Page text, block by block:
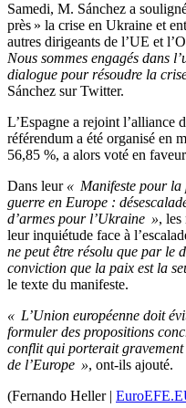
Samedi, M. Sánchez a
près » la crise en Ukraine et
autres dirigeants de l’UE et
Nous sommes engagés dans
dialogue pour résoudre la
Sánchez sur Twitter.
L’Espagne a rejoint l’alliance
référendum a été organisé en
56,85 %, a alors voté en
Dans leur « Manifeste pour la
guerre en Europe :
d’armes pour l’Ukraine », les
leur inquiétude face à
ne peut être résolu que par le
conviction que la paix est la
le texte du manifeste.
« L’Union européenne doit
formuler des propositions
conflit qui porterait gravement
de l’Europe », ont-ils ajouté.
(Fernando Heller |